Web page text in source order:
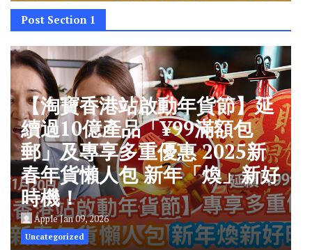
Post Section 1
【淘寶香港站啟動年貨節】延
續過10億產品「¥99滿額包
郵」及專享多重優惠 2025新
春年貨懶人包 新年「煥」新好
時機！
AppleJan 09, 2026
Uncategorized